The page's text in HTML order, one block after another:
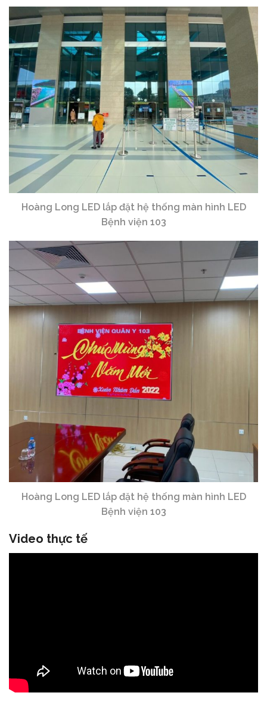
Hoàng Long LED lắp đặt hệ thống màn hình LED
Bệnh viện 103
Hoàng Long LED lắp đặt hệ thống màn hình LED
Bệnh viện 103
Video thực tế